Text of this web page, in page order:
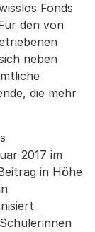
Fonds
den von
neben
die mehr
2017 im
in Höhe